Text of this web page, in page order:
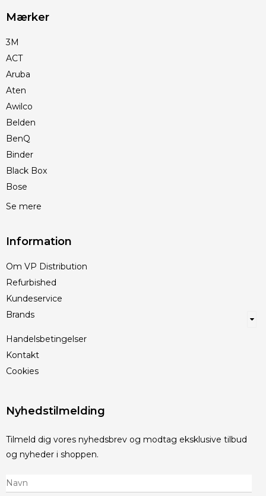
Mærker
3M
ACT
Aruba
Aten
Awilco
Belden
BenQ
Binder
Black Box
Bose
Se mere
Information
Om VP Distribution
Refurbished
Kundeservice
Brands
Handelsbetingelser
Kontakt
Cookies
Nyhedstilmelding
Tilmeld dig vores nyhedsbrev og modtag eksklusive tilbud
og nyheder i shoppen.